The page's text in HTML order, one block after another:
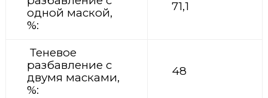
одной маской,
%:
71,1
Теневое
разбавление с
двумя масками,
%:
48